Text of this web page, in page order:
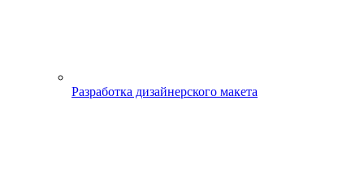
Разработка дизайнерского макета